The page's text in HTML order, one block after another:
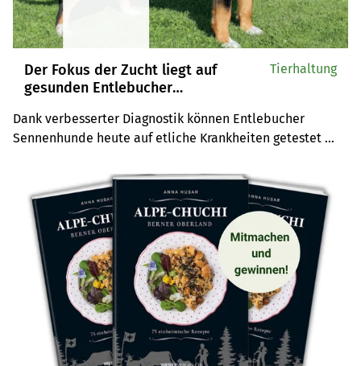
Der Fokus der Zucht liegt auf
gesunden Entlebucher
Dank verbesserter Diagnostik können Entlebucher
Sennenhunde heute auf etliche Krankheiten getestet
Rasseklubs. Auch deshalb bringt die Schweizer
Hunderasse gesunde Tiere hervor.
Tierhaltung